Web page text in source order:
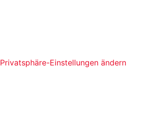
Privatsphäre-Einstellungen ändern